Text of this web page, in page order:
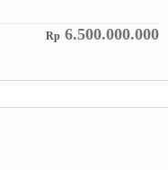
Rp 6.500.000.000